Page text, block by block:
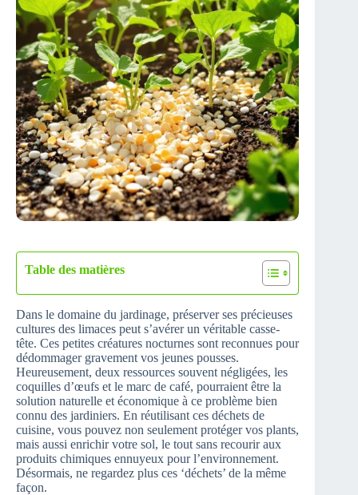
Table des matières
Dans le domaine du jardinage, préserver ses précieuses
cultures des limaces peut s’avérer un véritable casse-
tête. Ces petites créatures nocturnes sont reconnues pour
dédommager gravement vos jeunes pousses.
Heureusement, deux ressources souvent négligées, les
coquilles d’œufs et le marc de café, pourraient être la
solution naturelle et économique à ce problème bien
connu des jardiniers. En réutilisant ces déchets de
cuisine, vous pouvez non seulement protéger vos plants,
mais aussi enrichir votre sol, le tout sans recourir aux
produits chimiques ennuyeux pour l’environnement.
Désormais, ne regardez plus ces ‘déchets’ de la même
façon.